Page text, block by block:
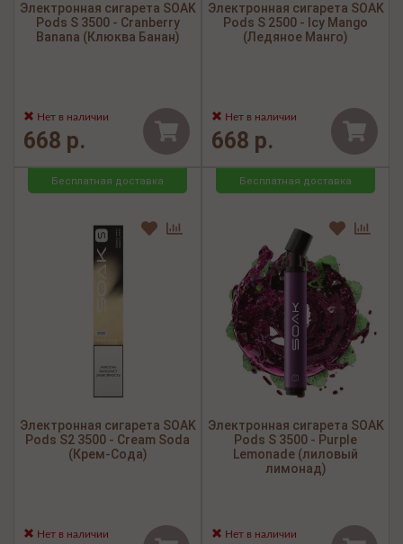
Электронная сигарета SOAK
Pods S 3500 - Cranberry
Banana (Клюква Банан)
Нет в наличии
668 р.
Электронная сигарета SOAK
Pods S 2500 - Icy Mango
(Ледяное Манго)
Нет в наличии
668 р.
Бесплатная доставка
Электронная сигарета SOAK
Pods S2 3500 - Cream Soda
(Крем-Сода)
Нет в наличии
Бесплатная доставка
Электронная сигарета SOAK
Pods S 3500 - Purple
Lemonade (лиловый
лимонад)
Нет в наличии